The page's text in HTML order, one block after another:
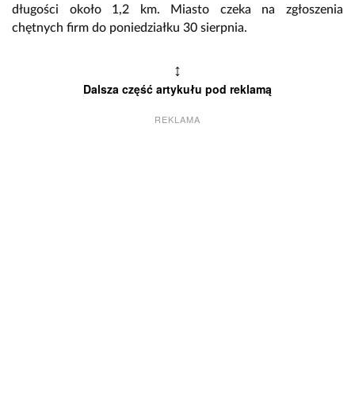
długości około 1,2 km. Miasto czeka na zgłoszenia
chętnych firm do poniedziałku 30 sierpnia.
↕
Dalsza część artykułu pod reklamą
REKLAMA